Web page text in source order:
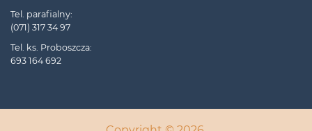
Tel. parafialny:
(071) 317 34 97
Tel. ks. Proboszcza:
693 164 692